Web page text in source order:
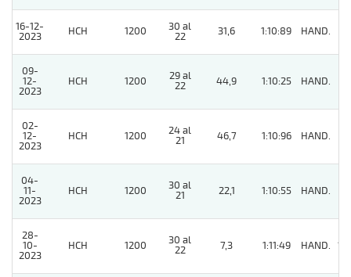
16-12-
2023
HCH 1200
30 al
22
31,6 1:10:89 HAND.
09-
12-
2023
HCH 1200
29 al
22
44,9 1:10:25 HAND.
02-
12-
2023
HCH 1200
24 al
21
46,7 1:10:96 HAND.
04-
11-
2023
HCH 1200
30 al
21
22,1 1:10:55 HAND.
28-
10-
2023
HCH 1200
30 al
22
7,3 1:11:49 HAND. 12